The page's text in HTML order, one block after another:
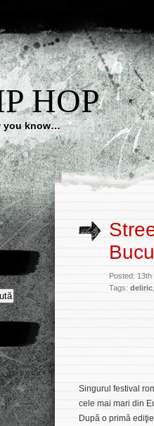
HOP
you know…
Posted:
Tags: deliric
Singurul festival
cele mai mari din
După o primă